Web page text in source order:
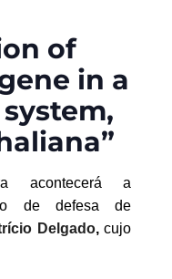
of
in a
acontecerá a
de defesa de
Delgado,cujo